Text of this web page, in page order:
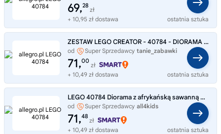
69,28
zł
+ 10,95 zł dostawa
ostatnia sztuka
ZESTAW LEGO CREATOR - 40784 - DIORAMA Z AFRYKAŃSKĄ SAWANNĄ
od Super Sprzedawcy tanie_zabawki
71,00
zł
+ 10,49 zł dostawa
ostatnia sztuka
LEGO 40784 Diorama z afrykańską sawanną ZESTAW NA PREZENT KLOCKI LEGO
od Super Sprzedawcy all4kids
71,48
zł
+ 10,49 zł dostawa
ostatnia sztuka